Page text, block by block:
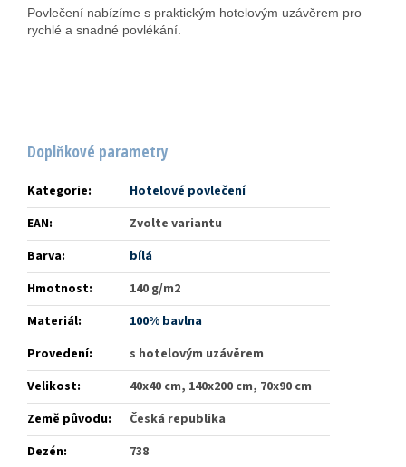
Povlečení nabízíme s praktickým hotelovým uzávěrem pro
rychlé a snadné povlékání.
Doplňkové parametry
Kategorie:
Hotelové povlečení
EAN:
Zvolte variantu
Barva:
bílá
Hmotnost:
140 g/m2
Materiál:
100% bavlna
Provedení:
s hotelovým uzávěrem
Velikost:
40x40 cm, 140x200 cm, 70x90 cm
Země původu:
Česká republika
Dezén:
738